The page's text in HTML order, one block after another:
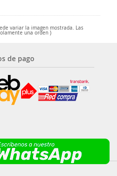
variar la imagen mostrada. Las
una orden )
de pago